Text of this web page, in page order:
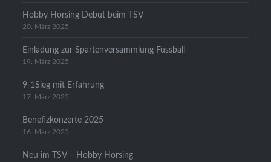
Hobby Horsing Debut beim TSV
20. März 2025
Einladung zur Spartenversammlung Fussball
19. März 2025
9-1Sieg mit Erfahrung
17. März 2025
Benefizkonzerte 2025
16. März 2025
Neu im TSV – Hobby Horsing